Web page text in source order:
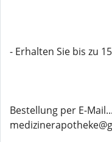
- Erhalten Sie bis zu
Bestellung per E-